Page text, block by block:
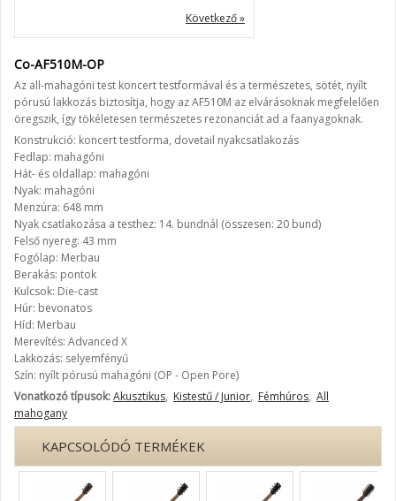
Következő »
Co-AF510M-OP
Az all-mahagóni test koncert testformával és a természetes, sötét, nyílt
pórusú lakkozás biztosítja, hogy az AF510M az elvárásoknak megfelelően
öregszik, így tökéletesen természetes rezonanciát ad a faanyagoknak.
Konstrukció: koncert testforma, dovetail nyakcsatlakozás
Fedlap: mahagóni
Hát- és oldallap: mahagóni
Nyak: mahagóni
Menzúra: 648 mm
Nyak csatlakozása a testhez: 14. bundnál (összesen: 20 bund)
Felső nyereg: 43 mm
Fogólap: Merbau
Berakás: pontok
Kulcsok: Die-cast
Húr: bevonatos
Híd: Merbau
Merevítés: Advanced X
Lakkozás: selyemfényű
Szín: nyílt pórusú mahagóni (OP - Open Pore)
Vonatkozó típusok:Akusztikus, Kistestű / Junior, Fémhúros, All
mahogany
KAPCSOLÓDÓ TERMÉKEK